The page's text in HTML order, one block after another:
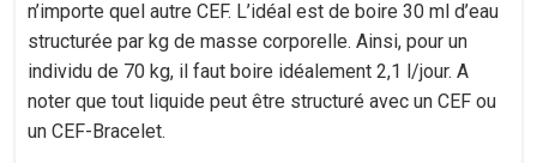
n’importe quel autre CEF. L’idéal est de boire 30 ml d’eau
structurée par kg de masse corporelle. Ainsi, pour un
individu de 70 kg, il faut boire idéalement 2,1 l/jour. A
noter que tout liquide peut être structuré avec un CEF ou
un CEF-Bracelet.